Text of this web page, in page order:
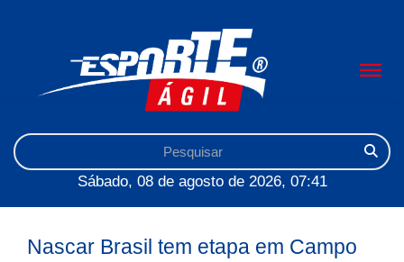
Sábado, 08 de agosto de 2026, 07:41
Nascar Brasil tem etapa em Campo